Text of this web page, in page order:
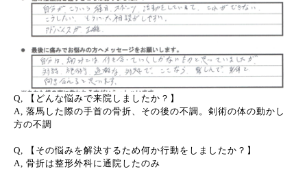
Q, 【どんな悩みで来院しましたか？】
A, 落馬した際の手首の骨折、その後の不調。剣術の体の動かし
方の不調
Q, 【その悩みを解決するため何か行動をしましたか？】
A, 骨折は整形外科に通院したのみ